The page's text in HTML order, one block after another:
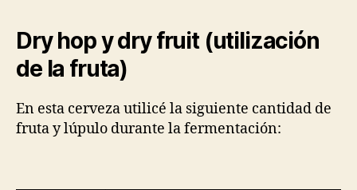
Dry hop y dry fruit (utilización
de la fruta)
En esta cerveza utilicé la siguiente cantidad de
fruta y lúpulo durante la fermentación: